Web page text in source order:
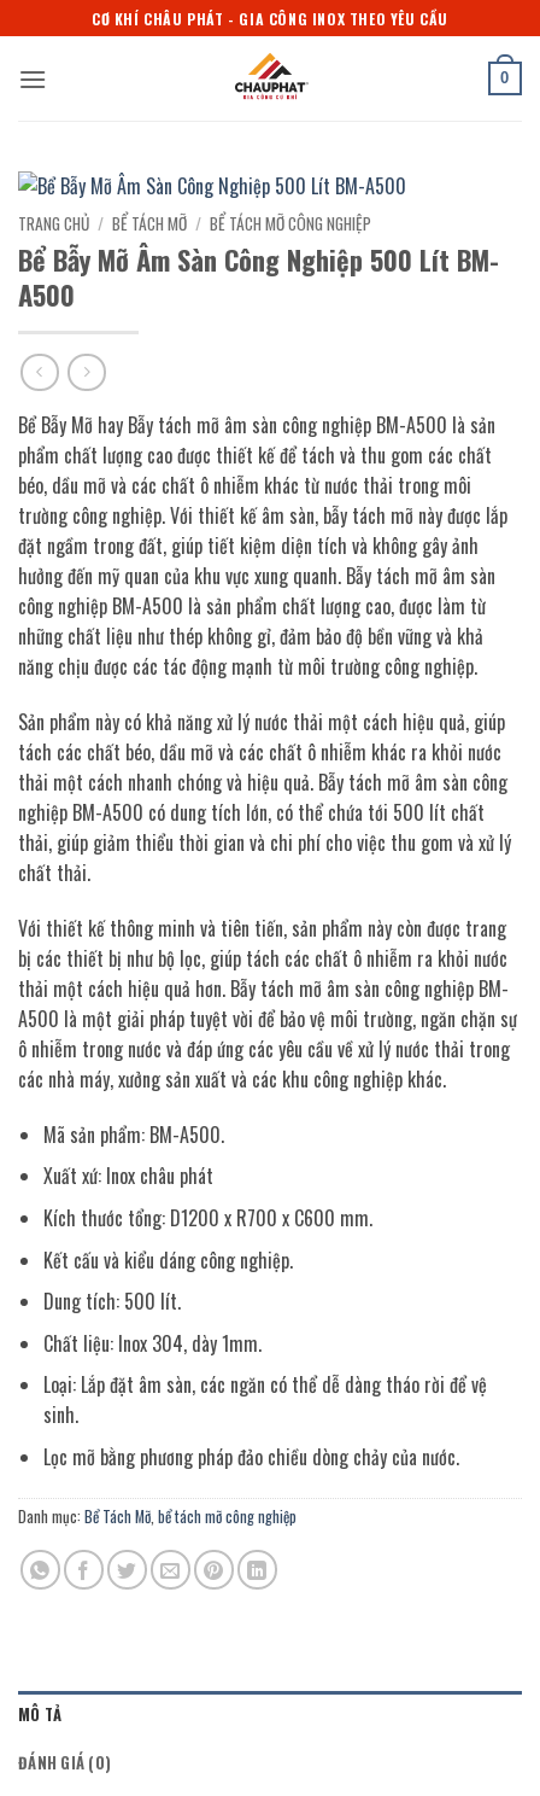
qua
CƠ KHÍ CHÂU PHÁT - GIA CÔNG INOX THEO YÊU CẦU
0
TRANG CHỦ / BỂ TÁCH MỠ / BỂ TÁCH MỠ CÔNG NGHIỆP
Bể Bẫy Mỡ Âm Sàn Công Nghiệp 500 Lít BM-
A500
Bể Bẫy Mỡ hay Bẫy tách mỡ âm sàn công nghiệp BM-A500 là sản
phẩm chất lượng cao được thiết kế để tách và thu gom các chất
béo, dầu mỡ và các chất ô nhiễm khác từ nước thải trong môi
trường công nghiệp. Với thiết kế âm sàn, bẫy tách mỡ này được lắp
đặt ngầm trong đất, giúp tiết kiệm diện tích và không gây ảnh
hưởng đến mỹ quan của khu vực xung quanh. Bẫy tách mỡ âm sàn
công nghiệp BM-A500 là sản phẩm chất lượng cao, được làm từ
những chất liệu như thép không gỉ, đảm bảo độ bền vững và khả
năng chịu được các tác động mạnh từ môi trường công nghiệp.
Sản phẩm này có khả năng xử lý nước thải một cách hiệu quả, giúp
tách các chất béo, dầu mỡ và các chất ô nhiễm khác ra khỏi nước
thải một cách nhanh chóng và hiệu quả. Bẫy tách mỡ âm sàn công
nghiệp BM-A500 có dung tích lớn, có thể chứa tới 500 lít chất
thải, giúp giảm thiểu thời gian và chi phí cho việc thu gom và xử lý
chất thải.
Với thiết kế thông minh và tiên tiến, sản phẩm này còn được trang
bị các thiết bị như bộ lọc, giúp tách các chất ô nhiễm ra khỏi nước
thải một cách hiệu quả hơn. Bẫy tách mỡ âm sàn công nghiệp BM-
A500 là một giải pháp tuyệt vời để bảo vệ môi trường, ngăn chặn sự
ô nhiễm trong nước và đáp ứng các yêu cầu về xử lý nước thải trong
các nhà máy, xưởng sản xuất và các khu công nghiệp khác.
Mã sản phẩm: BM-A500.
Xuất xứ: Inox châu phát
Kích thước tổng: D1200 x R700 x C600 mm.
Kết cấu và kiểu dáng công nghiệp.
Dung tích: 500 lít.
Chất liệu: Inox 304, dày 1mm.
Loại: Lắp đặt âm sàn, các ngăn có thể dễ dàng tháo rời để vệ
sinh.
Lọc mỡ bằng phương pháp đảo chiều dòng chảy của nước.
Danh mục: Bể Tách Mỡ bể tách mỡ công nghiệp
MÔ TẢ
ĐÁNH GIÁ (0)